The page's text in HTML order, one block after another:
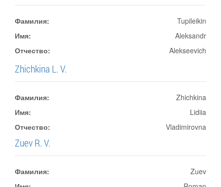
Фамилия:
Tupileikin
Имя:
Aleksandr
Отчество:
Alekseevich
Zhichkina L. V.
Фамилия:
Zhichkina
Имя:
Lidiia
Отчество:
Vladimirovna
Zuev R. V.
Фамилия:
Zuev